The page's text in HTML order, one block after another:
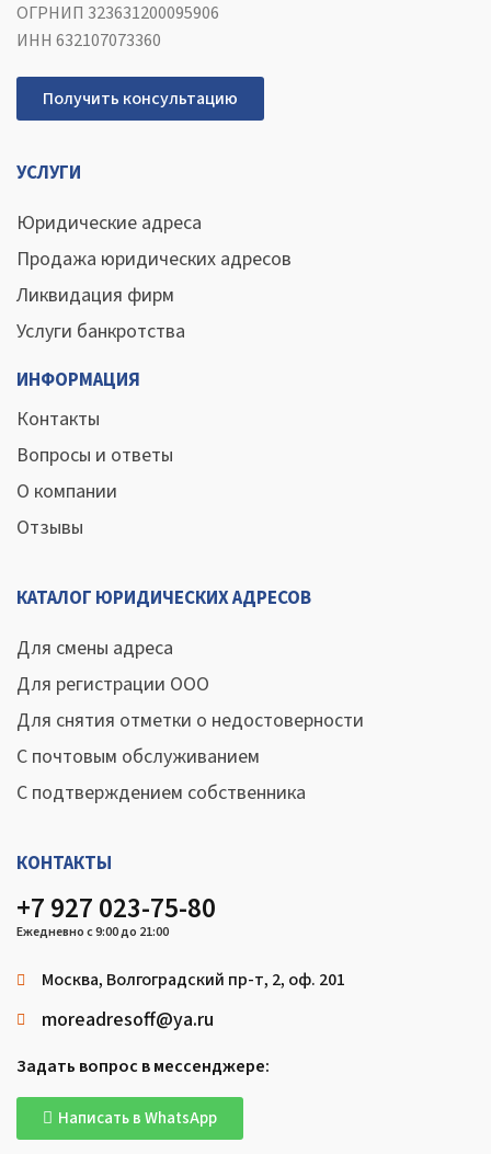
ОГРНИП 323631200095906
ИНН 632107073360
Получить консультацию
УСЛУГИ
Юридические адреса
Продажа юридических адресов
Ликвидация фирм
Услуги банкротства
ИНФОРМАЦИЯ
Контакты
Вопросы и ответы
О компании
Отзывы
КАТАЛОГ ЮРИДИЧЕСКИХ АДРЕСОВ
Для смены адреса
Для регистрации ООО
Для снятия отметки о недостоверности
С почтовым обслуживанием
С подтверждением собственника
КОНТАКТЫ
+7 927 023-75-80
Ежедневно с 9:00 до 21:00
Москва, Волгоградский пр-т, 2, оф. 201
moreadresoff@ya.ru
Задать вопрос в мессенджере:
Написать в WhatsApp